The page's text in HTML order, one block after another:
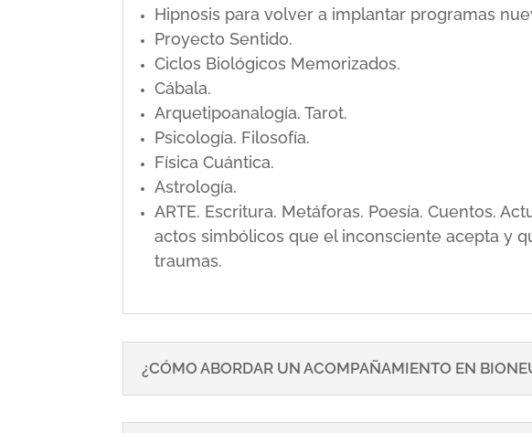
Hipnosis para volver a implantar programas
Proyecto Sentido.
Ciclos Biológicos Memorizados.
Cábala.
Arquetipoanalogía. Tarot.
Psicología. Filosofía.
Física Cuántica.
Astrología.
ARTE. Escritura. Metáforas. Poesía. Cuentos.
actos simbólicos que el inconsciente acepta y
traumas.
¿CÓMO ABORDAR UN ACOMPAÑAMIENTO EN